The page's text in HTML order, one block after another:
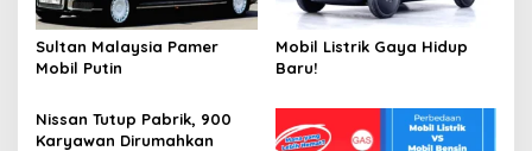
Sultan Malaysia Pamer
Mobil Putin
Mobil Listrik Gaya Hidup
Baru!
Nissan Tutup Pabrik, 900
Karyawan Dirumahkan